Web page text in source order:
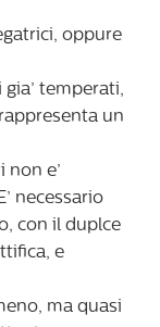
oppure
temperati,
un
non e’
necessario
con il duplce
e
ma quasi